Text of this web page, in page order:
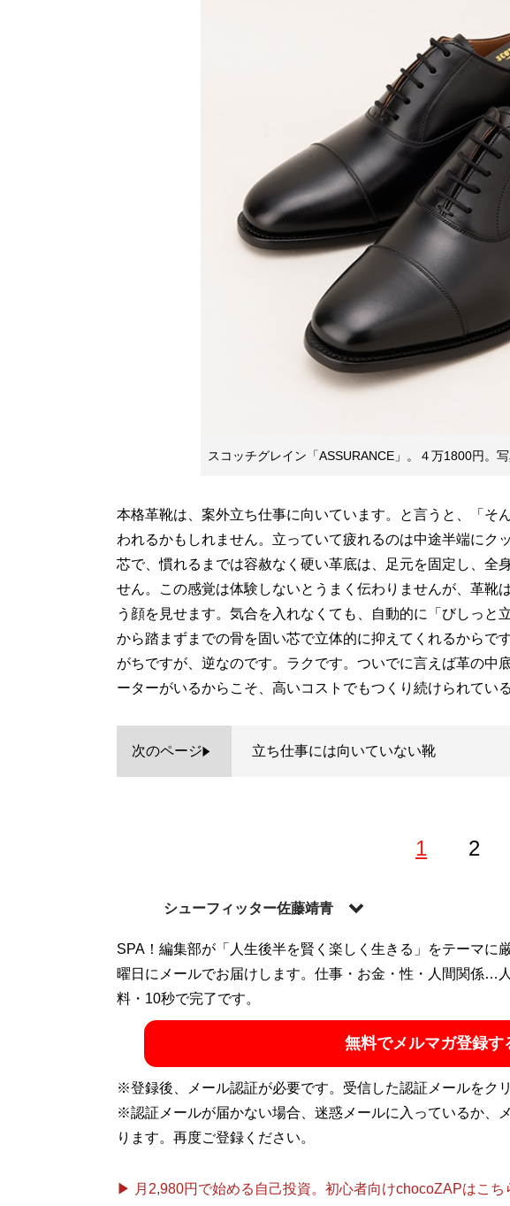
スコッチグレイン「ASSURANCE」。４万1800円。
本格革靴は、案外立ち仕事に向いています。と言うと、「そ
われるかもしれません。立っていて疲れるのは中途半端にク
芯で、慣れるまでは容赦なく硬い革底は、足元を固定し、全
せん。この感覚は体験しないとうまく伝わりませんが、革靴
う顔を見せます。気合を入れなくても、自動的に「びしっと
から踏まずまでの骨を固い芯で立体的に抑えてくれるからで
がちですが、逆なのです。ラクです。ついでに言えば革の中
ーターがいるからこそ、高いコストでもつくり続けられている
次のページ 立ち仕事には向いていない靴
1 2
シューフィッター佐藤靖青
イギリスのノーサンプトンで靴を学び、20代で靴の設計、30
もシューフィッター」として活動中。 YouTube『足と靴のス
ます 『シューフィッター佐藤靖青（旧・こまつ）＠毎日靴ブロ
ッターが教える正しい靴の選びかた』
予約の取れないシューフィッター
マツコ・デラックスの猫背をインソ
SPA！編集部が「人生後半を賢く楽しく生きる」をテーマに
曜日にメールでお届けします。仕事・お金・性・人間関係…
料・10秒で完了です。
無料でメルマガ登録
※登録後、メール認証が必要です。受信した認証メールをク
※認証メールが届かない場合、迷惑メールに入っているか、
ります。再度ご登録ください。
▶ 月2,980円で始める自己投資。初心者向けchocoZAPはこち